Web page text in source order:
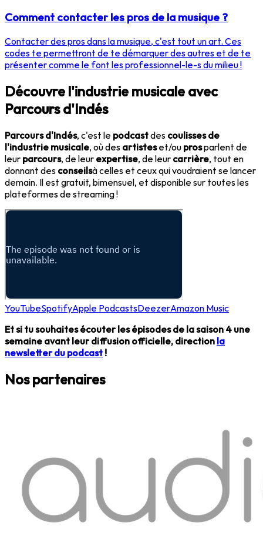
Comment contacter les pros de la musique ?
Contacter des pros dans la musique, c'est tout un art. Ces
codes te permettront de te démarquer des autres et de te
présenter comme le font les professionnel-le-s du milieu !
Découvre l'industrie musicale avec
Parcours d'Indés
Parcours d'Indés, c'est le podcastdes coulisses de
l'industrie musicale, où des artisteset/ou prosparlent de
leur parcours, de leur expertise, de leur carrière, tout en
donnant des conseilsà celles et ceux qui voudraient se lancer
demain. Il est gratuit, bimensuel, et disponible sur toutes les
plateformes de streaming !
YouTubeSpotifyApple PodcastsDeezerAmazon Music
Et si tu souhaites écouter les épisodes de la saison 4 une
semaine avant leur diffusion officielle, direction la
newsletter du podcast !
Nos partenaires